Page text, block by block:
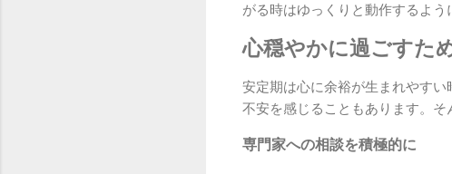
がる時はゆっくりと動作するよう
心穏やかに過ごすた
安定期は心に余裕が生まれやす
不安を感じることもあります。そ
専門家への相談を積極的に